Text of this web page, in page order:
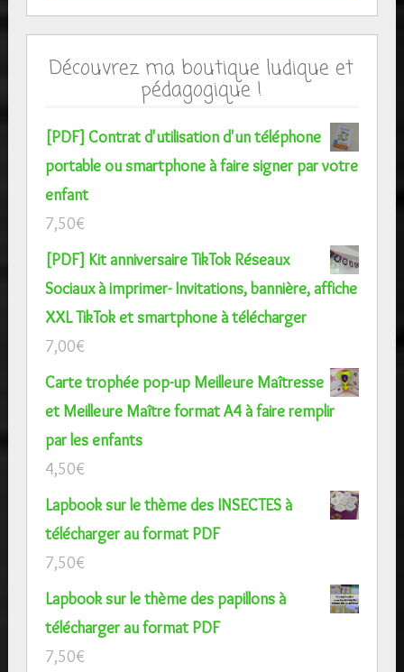
Découvrez ma boutique ludique et
pédagogique !
[PDF] Contrat d'utilisation d'un téléphone
portable ou smartphone à faire signer par votre
enfant
7,50€
[PDF] Kit anniversaire TikTok Réseaux
Sociaux à imprimer- Invitations, bannière, affiche
XXL TikTok et smartphone à télécharger
7,00€
Carte trophée pop-up Meilleure Maîtresse
et Meilleure Maître format A4 à faire remplir
par les enfants
4,50€
Lapbook sur le thème des INSECTES à
télécharger au format PDF
7,50€
Lapbook sur le thème des papillons à
télécharger au format PDF
7,50€